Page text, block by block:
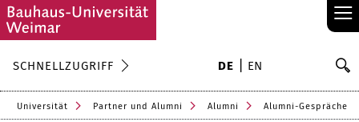
≡
SCHNELLZUGRIFF DE EN
Universität Partner und Alumni Alumni Alumni-Gespräche